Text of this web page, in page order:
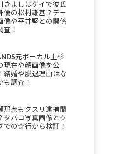
きよしはゲイで彼氏
優の松村雄基？デー
像や平井堅との関係
査！
元ボーカル上杉
現在や顔画像を公
結婚や脱退理由はな
も調査！
那奈もクスリ逮捕間
タバコ写真画像とク
での奇行から検証！